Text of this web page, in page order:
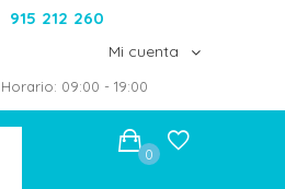
915 212 260
Mi cuenta
Horario: 09:00 - 19:00
0